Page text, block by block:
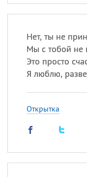
Нет, ты не
Мы с тобой не
Это просто
Я люблю,
Открытка